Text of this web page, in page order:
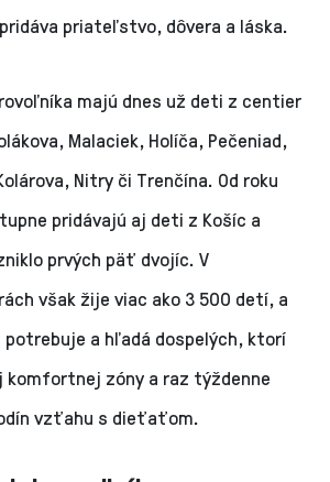
priateľstvo, dôvera a láska.
majú dnes už deti z centier
Malaciek, Holíča, Pečeniad,
Nitry či Trenčína. Od roku
pridávajú aj deti z Košíc a
prvých päť dvojíc. V
však žije viac ako 3 500 detí, a
potrebuje a hľadá dospelých, ktorí
zóny a raz týždenne
vzťahu s dieťaťom.